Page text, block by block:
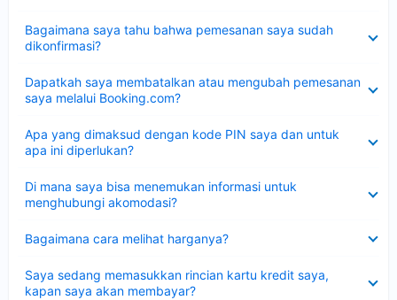
Bagaimana saya tahu bahwa pemesanan saya sudah
dikonfirmasi?
Dapatkah saya membatalkan atau mengubah pemesanan
saya melalui Booking.com?
Apa yang dimaksud dengan kode PIN saya dan untuk
apa ini diperlukan?
Di mana saya bisa menemukan informasi untuk
menghubungi akomodasi?
Bagaimana cara melihat harganya?
Saya sedang memasukkan rincian kartu kredit saya,
kapan saya akan membayar?